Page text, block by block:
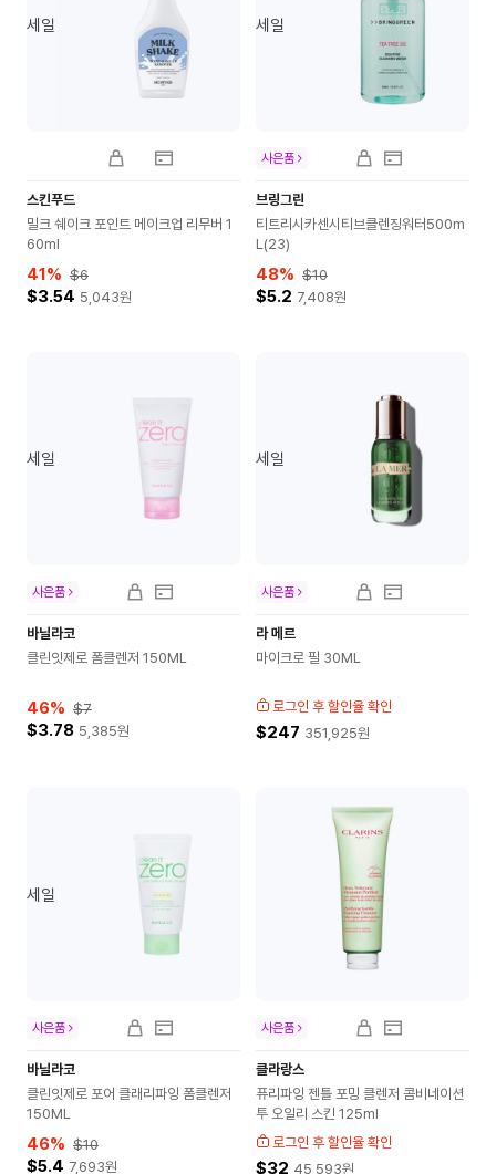
세일
스킨푸드
밀크 쉐이크 포인트 메이크업 리무버 1
60ml
41% $6
$3.54 5,043원
세일
브링그린
티트리시카센시티브클렌징워터500m
L(23)
48% $10
$5.2 7,408원
사은품
세일
바닐라코
클린잇제로 폼클렌저 150ML
46% $7
$3.78 5,385원
사은품
세일
라 메르
마이크로 필 30ML
로그인 후 할인율 확인
$247 351,925원
사은품
세일
바닐라코
클린잇제로 포어 클래리파잉 폼클렌저
150ML
46% $10
$5.4 7,693원
사은품
클라랑스
퓨리파잉 젠틀 포밍 클렌저 콤비네이션
투 오일리 스킨 125ml
로그인 후 할인율 확인
$32 45,593원
사은품